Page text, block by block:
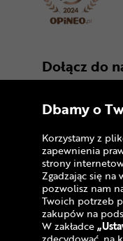
Dołącz do
Copyright ©
Polityka
serwisu
Dbamy o
Korzystamy z
zapewnienia
strony
Zgadzając się
pozwolisz nam
Twoich potrzeb
zakupów na
W zakładce